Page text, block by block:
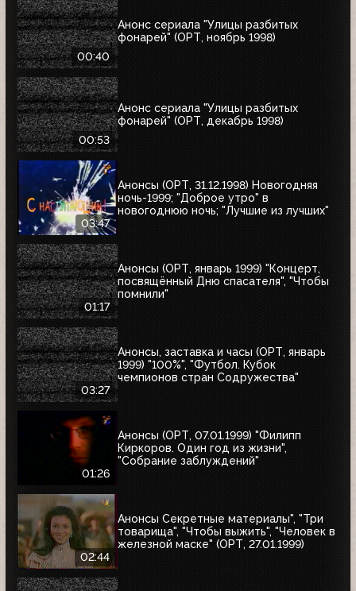
00:40
Анонс сериала "Улицы разбитых
фонарей" (ОРТ, ноябрь 1998)
00:53
Анонс сериала "Улицы разбитых
фонарей" (ОРТ, декабрь 1998)
03:47
Анонсы (ОРТ, 31.12.1998) Новогодняя
ночь-1999; "Доброе утро" в
новогоднюю ночь; "Лучшие из лучших"
01:17
Анонсы (ОРТ, январь 1999) "Концерт,
посвящённый Дню спасателя", "Чтобы
помнили"
03:27
Анонсы, заставка и часы (ОРТ, январь
1999) "100%", "Футбол. Кубок
чемпионов стран Содружества"
01:26
Анонсы (ОРТ, 07.01.1999) "Филипп
Киркоров. Один год из жизни",
"Собрание заблуждений"
02:44
Анонсы Секретные материалы", "Три
товарища", "Чтобы выжить", "Человек в
железной маске" (ОРТ, 27.01.1999)